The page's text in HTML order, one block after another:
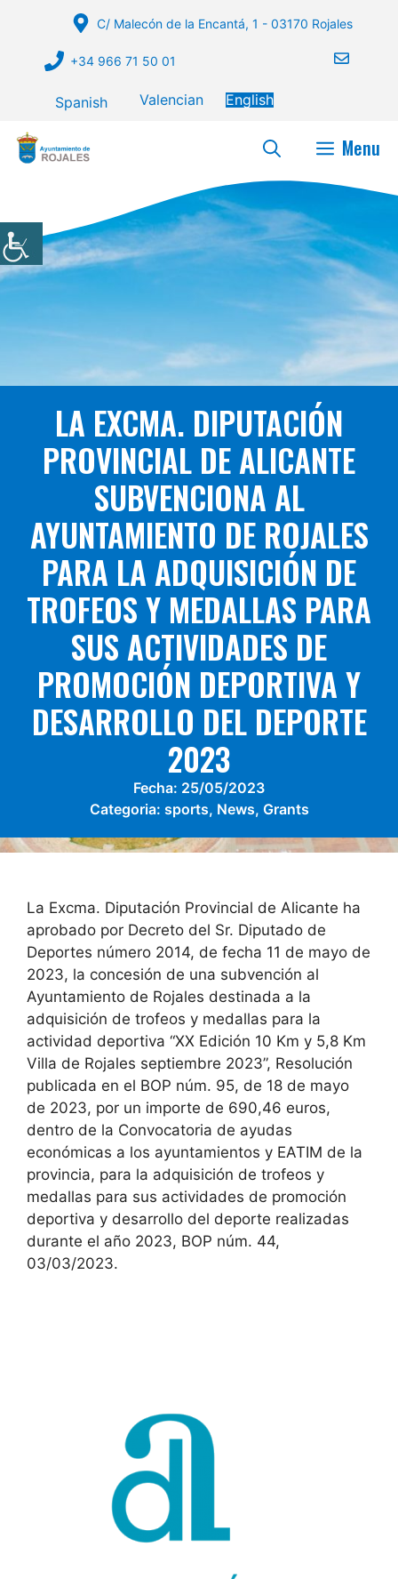
C/ Malecón de la Encantá, 1 - 03170 Rojales
+34 966 71 50 01
Spanish Valencian English
Menu
LA EXCMA. DIPUTACIÓN
PROVINCIAL DE ALICANTE
SUBVENCIONA AL
AYUNTAMIENTO DE ROJALES
PARA LA ADQUISICIÓN DE
TROFEOS Y MEDALLAS PARA
SUS ACTIVIDADES DE
PROMOCIÓN DEPORTIVA Y
DESARROLLO DEL DEPORTE
2023
Fecha: 25/05/2023
Categoria: sports, News, Grants
La Excma. Diputación Provincial de Alicante ha
aprobado por Decreto del Sr. Diputado de
Deportes número 2014, de fecha 11 de mayo de
2023, la concesión de una subvención al
Ayuntamiento de Rojales destinada a la
adquisición de trofeos y medallas para la
actividad deportiva “XX Edición 10 Km y 5,8 Km
Villa de Rojales septiembre 2023”, Resolución
publicada en el BOP núm. 95, de 18 de mayo
de 2023, por un importe de 690,46 euros,
dentro de la Convocatoria de ayudas
económicas a los ayuntamientos y EATIM de la
provincia, para la adquisición de trofeos y
medallas para sus actividades de promoción
deportiva y desarrollo del deporte realizadas
durante el año 2023, BOP núm. 44,
03/03/2023.